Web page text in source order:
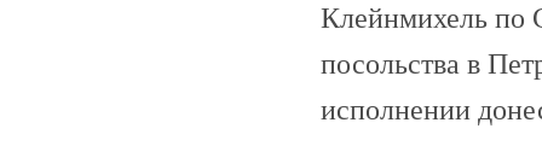
Клейнмихель по
посольства в
исполнении